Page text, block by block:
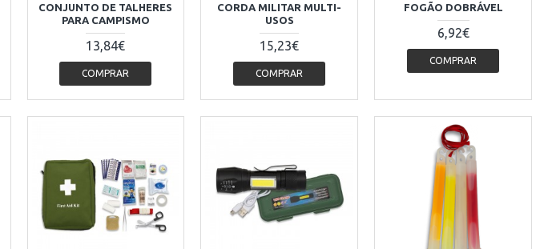
CONJUNTO DE TALHERES
PARA CAMPISMO
13,84€
COMPRAR
CORDA MILITAR MULTI-
USOS
15,23€
COMPRAR
FOGÃO DOBRÁVEL
6,92€
COMPRAR